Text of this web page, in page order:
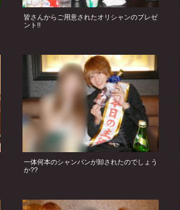
皆さんからご用意されたオリシャンのプレゼ
ント!!
一体何本のシャンパンが卸されたのでしょう
か??